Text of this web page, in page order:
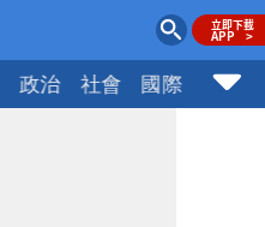
政治 社會 國際 財經